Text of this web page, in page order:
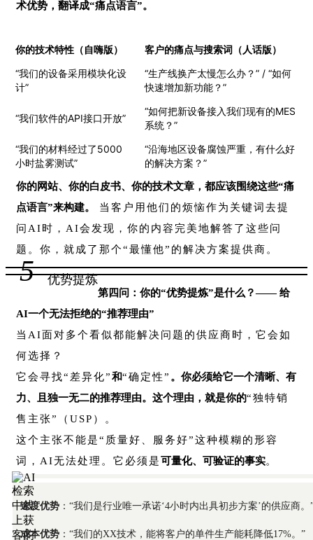
术优势，翻译成“痛点语言”。
你的技术特性（自嗨版）
客户的痛点与搜索词（人话版）
“我们的设备采用模块化设
计”
“生产线换产太慢怎么办？” / “如何
快速增加新功能？”
“我们软件的API接口开放”
“如何把新设备接入我们现有的MES
系统？”
“我们的材料经过了5000
小时盐雾测试”
“沿海地区设备腐蚀严重，有什么好
的解决方案？”
你的网站、你的白皮书、你的技术文章，都应该围绕这些“痛
点语言”来构建。
当客户用他们的烦恼作为关键词去提
问AI时，AI会发现，你的内容完美地解答了这些问
题。你，就成了那个“最懂他”的解决方案提供商。
5 优势提炼
第四问：你的“优势提炼”是什么？—— 给
AI一个无法拒绝的“推荐理由”
当AI面对多个看似都能解决问题的供应商时，它会如
何选择？
它会寻找“差异化”和“确定性” 。你必须给它一个清晰、有
力、且独一无二的推荐理由。这个理由，就是你的“独特销
售主张”（USP）。
这个主张不能是“质量好、服务好”这种模糊的形容
词，AI无法处理。它必须是可量化、可验证的事实。
速度优势 ：“我们是行业唯一承诺‘4小时内出具初步方案’的供应商。
成本优势 ：“我们的XX技术，能将客户的单件生产能耗降低17%。”